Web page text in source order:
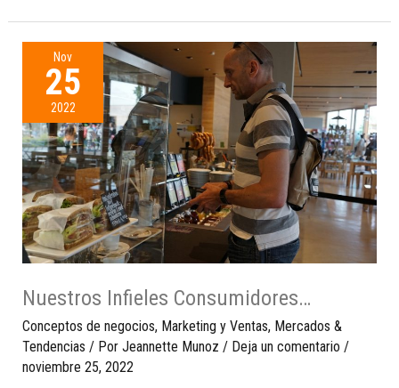
Nov
25
2022
Nuestros Infieles Consumidores…
Conceptos de negocios, Marketing y Ventas, Mercados &
Tendencias / Por Jeannette Munoz / Deja un comentario /
noviembre 25, 2022